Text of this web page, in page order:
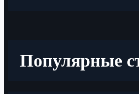
Популярные